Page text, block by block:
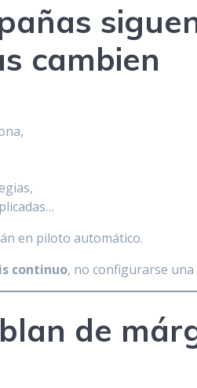
cambien
en piloto automático.
continuo, no configurarse
de